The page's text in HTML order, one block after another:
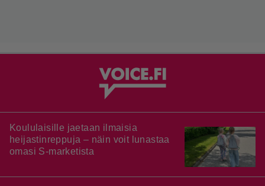
Koululaisille jaetaan ilmaisia
heijastinreppuja – näin voit lunastaa
omasi S-marketista